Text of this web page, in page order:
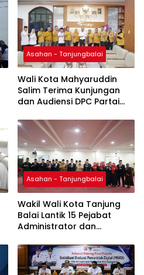
Asahan - Tanjungbalai
Wali Kota Mahyaruddin
Salim Terima Kunjungan
dan Audiensi DPC Partai
Asahan - Tanjungbalai
Wakil Wali Kota Tanjung
Balai Lantik 15 Pejabat
Administrator dan